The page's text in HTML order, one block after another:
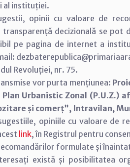
al instituției.
opinii cu valoare de
decizională se pot
pe pagina de internet a
Revoluției, nr. 75.
vor purta mențiunea:
Plan Urbanistic Zonal (P.U.Z.)
și comerț”, Intravilan,
opiniile cu valoare de
link, în Registrul pentru
formulate și
există și posibilitatea